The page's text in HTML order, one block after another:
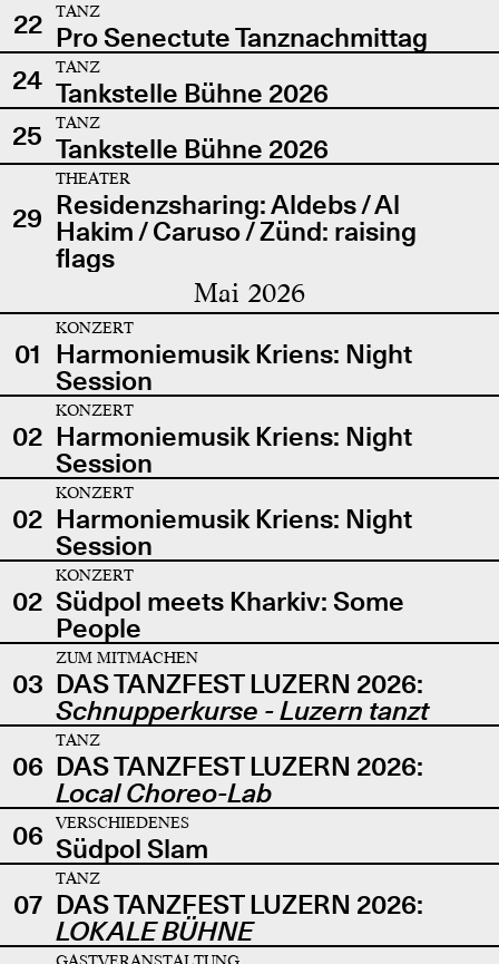
22
TANZ
Pro Senectute Tanznachmittag
24
TANZ
Tankstelle Bühne 2026
25
TANZ
Tankstelle Bühne 2026
29
THEATER
Residenzsharing: Aldebs / Al
Hakim / Caruso / Zünd: raising
flags
Mai 2026
01
KONZERT
Harmoniemusik Kriens: Night
Session
02
KONZERT
Harmoniemusik Kriens: Night
Session
02
KONZERT
Harmoniemusik Kriens: Night
Session
02
KONZERT
Südpol meets Kharkiv: Some
People
03
ZUM MITMACHEN
DAS TANZFEST LUZERN 2026:
Schnupperkurse - Luzern tanzt
06
TANZ
DAS TANZFEST LUZERN 2026:
Local Choreo-Lab
06
VERSCHIEDENES
Südpol Slam
07
TANZ
DAS TANZFEST LUZERN 2026:
LOKALE BÜHNE